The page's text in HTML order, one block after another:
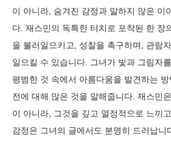
이 아니라, 숨겨진 감정과 말하지 않은 이
다. 재스민의 독특한 터치로 포착된 한 장
을 불러일으키고, 성찰을 촉구하며, 관람
일으킬 수 있습니다. 그녀가 빛과 그림자
평범한 것 속에서 아름다움을 발견하는 방
전에 대해 많은 것을 말해줍니다. 재스민
이 아니라, 그것을 깊고 열정적으로 느끼
감정은 그녀의 글에서도 분명히 드러납니